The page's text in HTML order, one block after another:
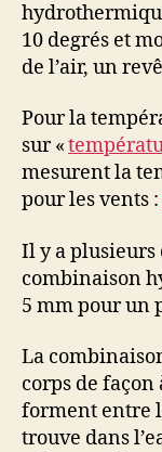
10 degrés et
de l’air, un
Pour la
sur «
mesurent la
pour les vents :
Il y a plusieurs
combinaison
5 mm pour un
La
corps de façon
forment entre
trouve dans